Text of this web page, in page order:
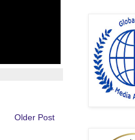
Older Post